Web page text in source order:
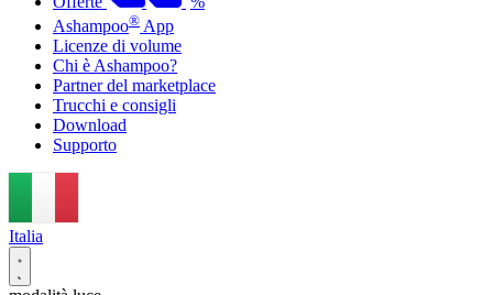
Ashampoo® App
Licenze di volume
Chi è Ashampoo?
Partner del marketplace
Trucchi e consigli
Download
Supporto
Italia